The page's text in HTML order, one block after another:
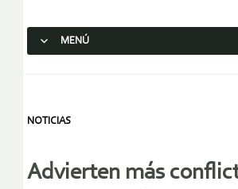
MENÚ
NOTICIAS
Advierten más